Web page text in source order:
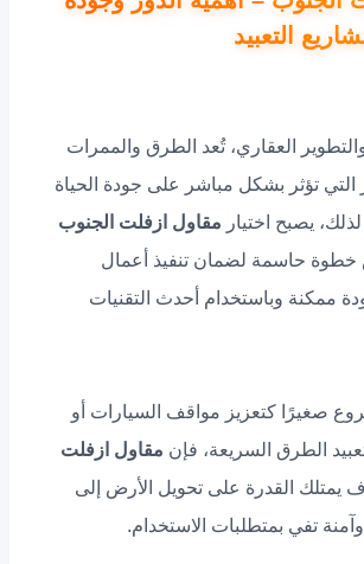
التعبيد
العقاري، تُعد الطرق والممرات
التي تؤثر بشكل مباشر على جودة الحياة
يصبح اختيار مقاول ازفلت الجنوب
حاسمة لضمان تنفيذ أعمال
ممكنة وباستخدام أحدث التقنيات
صغيرًا كتعزيز مواقف السيارات أو
الطرق السريعة، فإن مقاول ازفلت
يمتلك القدرة على تحويل الأرض إلى
تفي بمتطلبات الاستخدام.